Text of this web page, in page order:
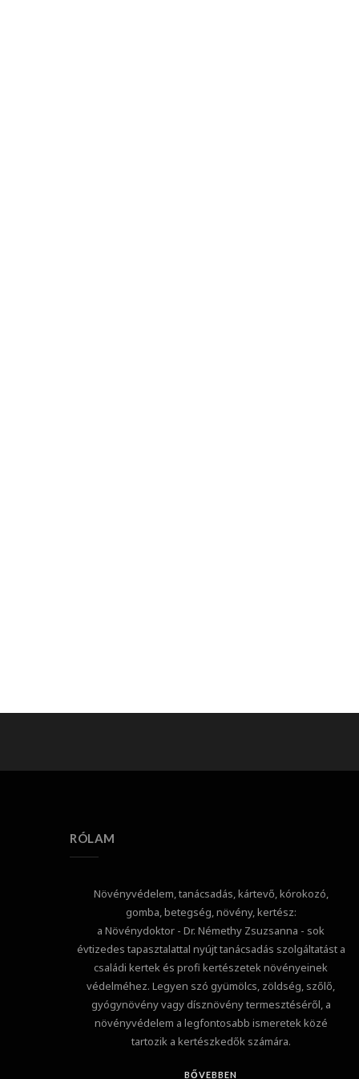
RÓLAM
Növényvédelem, tanácsadás, kártevő, kórokozó,
gomba, betegség, növény, kertész:
a Növénydoktor - Dr. Némethy Zsuzsanna - sok
évtizedes tapasztalattal nyújt tanácsadás szolgáltatást a
családi kertek és profi kertészetek növényeinek
védelméhez. Legyen szó gyümölcs, zöldség, szőlő,
gyógynövény vagy dísznövény termesztéséről, a
növényvédelem a legfontosabb ismeretek közé
tartozik a kertészkedők számára.
BŐVEBBEN